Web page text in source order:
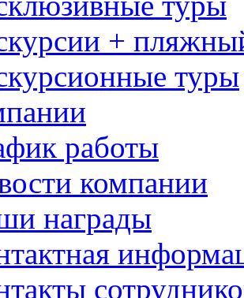
+
туры
работы
компании
награды